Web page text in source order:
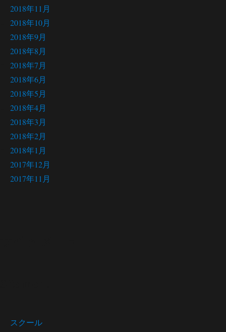
2018年11月
2018年10月
2018年9月
2018年8月
2018年7月
2018年6月
2018年5月
2018年4月
2018年3月
2018年2月
2018年1月
2017年12月
2017年11月
スクール